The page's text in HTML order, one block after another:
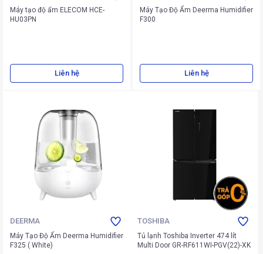
Máy tạo độ ẩm ELECOM HCE-
HU03PN
Liên hệ
Máy Tạo Độ Ẩm Deerma Humidifier
F300
Liên hệ
DEERMA
Máy Tạo Độ Ẩm Deerma Humidifier
F325 ( White)
TOSHIBA
Tủ lạnh Toshiba Inverter 474 lít
Multi Door GR-RF611WI-PGV(22)-XK